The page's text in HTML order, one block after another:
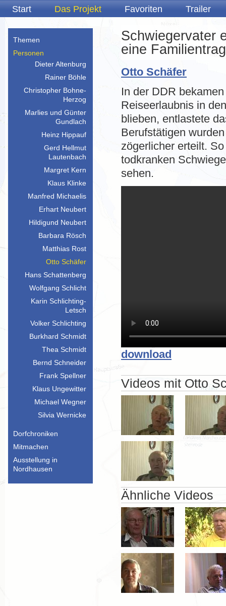
Schwiegervater
eine
Otto Schäfer
In der DDR
Reiseerlaubnis in
blieben, entlastete
Berufstätigen
zögerlicher erteilt.
todkranken
sehen.
download
Videos mit Otto
Ähnliche Videos
Start Das Projekt
Themen
Personen
Dieter Altenburg
Rainer Böhle
Christopher Bohne-
Herzog
Marlies und Günter
Gundlach
Heinz Hippauf
Gerd Hellmut
Lautenbach
Margret Kern
Klaus Klinke
Manfred Michaelis
Erhart Neubert
Hildigund Neubert
Barbara Rösch
Matthias Rost
Otto Schäfer
Hans Schattenberg
Wolfgang Schlicht
Karin Schlichting-
Letsch
Volker Schlichting
Burkhard Schmidt
Thea Schmidt
Bernd Schneider
Frank Spellner
Klaus Ungewitter
Michael Wegner
Silvia Wernicke
Dorfchroniken
Mitmachen
Ausstellung in
Nordhausen
Favoriten Trailer